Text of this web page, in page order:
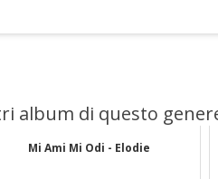
album di questo
Mi Ami Mi Odi - Elodie